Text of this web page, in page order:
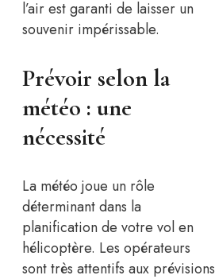
l’air est garanti de laisser un
souvenir impérissable.
Prévoir selon la
météo : une
nécessité
La météo joue un rôle
déterminant dans la
planification de votre vol en
hélicoptère. Les opérateurs
sont très attentifs aux prévisions